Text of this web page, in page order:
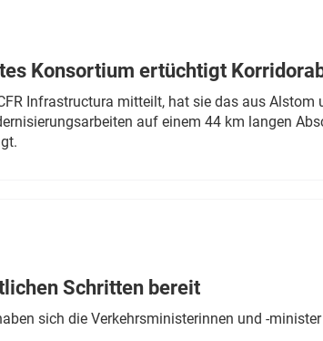
Konsortium ertüchtigt
Infrastructura mitteilt, hat sie das aus
auf einem 44 km langen
Schritten bereit
sich die Verkehrsministerinnen und -